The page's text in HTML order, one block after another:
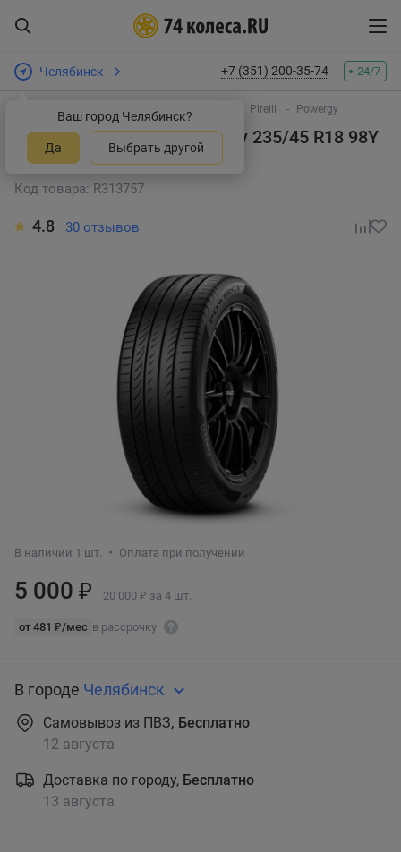
Челябинск
Ваш город Челябинск?
Да Выбрать другой
+7 (351) 200-35-74 24/7
Интернет-магазин шин и дисков Pirelli Powergy
Летняя шина Pirelli Powergy 235/45 R18 98Y
УЦЕНКА в Челябинске
Код товара: R313757
4.8 30 отзывов
В наличии 1 шт. Оплата при получении
5 000 ₽ 20 000 ₽ за 4 шт.
от 481 ₽/мес в рассрочку
В городе Челябинск
Самовывоз из ПВЗ, Бесплатно
12 августа
Доставка по городу, Бесплатно
13 августа